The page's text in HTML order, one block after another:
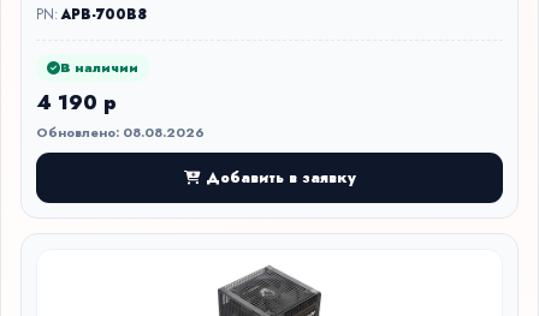
PN:APB-700B8
В наличии
4 190 р
Обновлено: 08.08.2026
Добавить в заявку